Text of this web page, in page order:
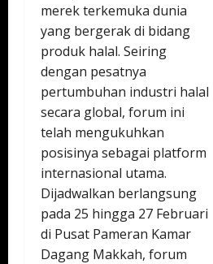
merek terkemuka dunia
yang bergerak di bidang
produk halal. Seiring
dengan pesatnya
pertumbuhan industri halal
secara global, forum ini
telah mengukuhkan
posisinya sebagai platform
internasional utama.
Dijadwalkan berlangsung
pada 25 hingga 27 Februari
di Pusat Pameran Kamar
Dagang Makkah, forum